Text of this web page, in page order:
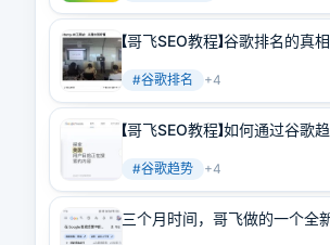
【哥飞SEO教程】谷歌排名的真相
#谷歌排名 +4
【哥飞SEO教程】如何通过谷歌
#谷歌趋势 +4
三个月时间，哥飞做的一个全